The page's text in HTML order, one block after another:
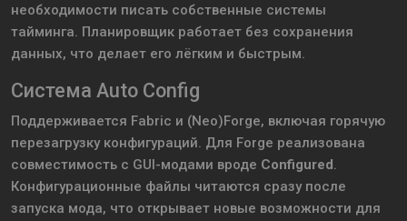
необходимости писать собственные системы
тайминга. Планировщик работает без сохранения
данных, что делает его лёгким и быстрым.
Система Auto Config
Поддерживается Fabric и (Neo)Forge, включая горячую
перезагрузку конфигураций. Для Forge реализована
совместимость с GUI-модами вроде Configured.
Конфигурационные файлы читаются сразу после
запуска мода, что открывает новые возможности для